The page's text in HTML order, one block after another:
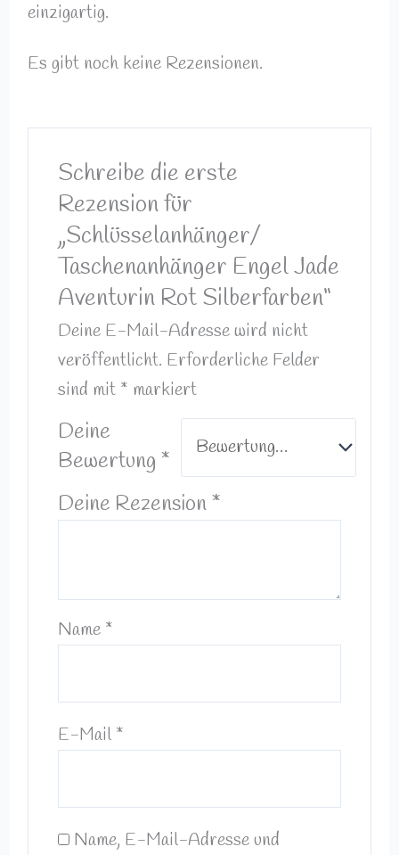
einzigartig.
Es gibt noch keine Rezensionen.
Schreibe die erste
Rezension für
„Schlüsselanhänger/
Taschenanhänger Engel Jade
Aventurin Rot Silberfarben“
Deine E-Mail-Adresse wird nicht
veröffentlicht. Erforderliche Felder
sind mit * markiert
Deine
Bewertung *
Deine Rezension*
Name *
E-Mail *
Name, E-Mail-Adresse und